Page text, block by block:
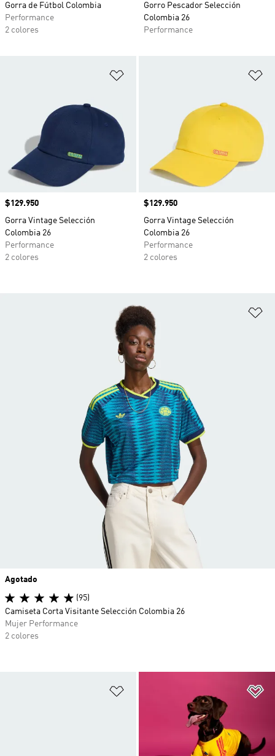
Gorra de Fútbol Colombia
Performance
2 colores
Gorro Pescador Selección
Colombia 26
Performance
Precio
$129.950
Gorra Vintage Selección
Colombia 26
Performance
2 colores
Precio
$129.950
Gorra Vintage Selección
Colombia 26
Performance
2 colores
Agotado
(95)
Camiseta Corta Visitante Selección Colombia 26
Mujer Performance
2 colores